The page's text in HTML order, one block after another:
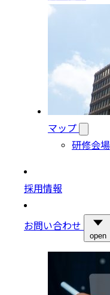
マップ
研修会場
採用情報
お問い合わせ
open